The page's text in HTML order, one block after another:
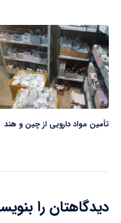
تأمین مواد دارویی از چین و هند
دیدگاهتان را